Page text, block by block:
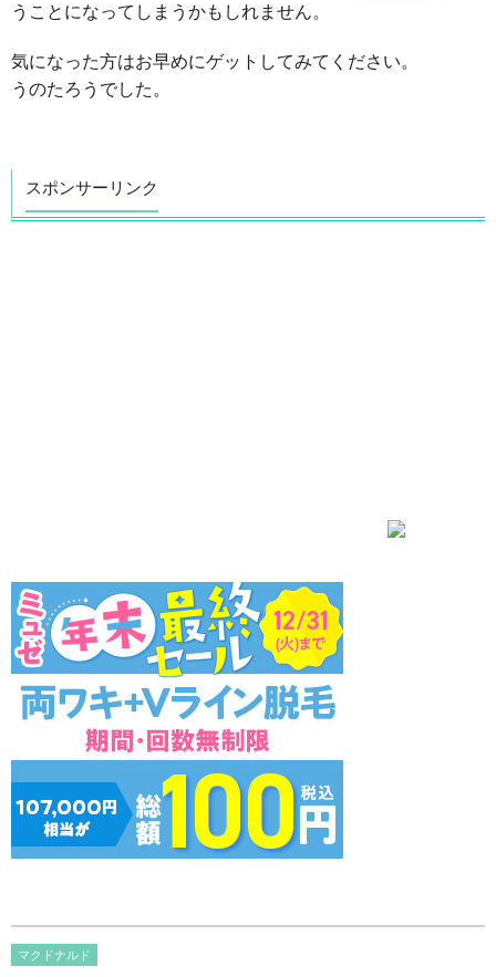
うことになってしまうかもしれません。
気になった方はお早めにゲットしてみてください。
うのたろうでした。
スポンサーリンク
マクドナルド